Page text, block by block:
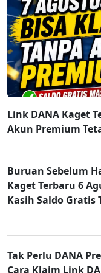
Link DANA Kaget
Akun Premium
Buruan Sebelum
Kaget Terbaru 6
Kasih Saldo Gratis
Tak Perlu DANA
Cara Klaim Link